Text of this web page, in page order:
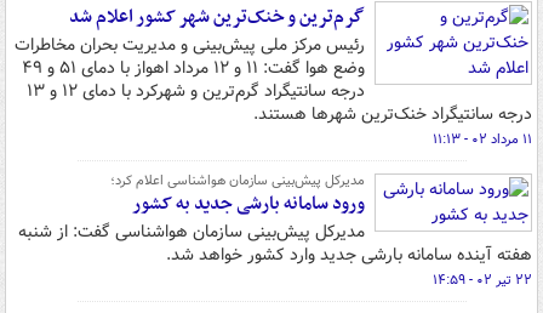
گرم‌ترین و خنک‌ترین شهر کشور اعلام شد
رئیس مرکز ملی پیش‌بینی و مدیریت بحران مخاطرات
وضع هوا گفت: ۱۱ و ۱۲ مرداد اهواز با دمای ۵۱ و ۴۹
درجه سانتیگراد گرم‌ترین و شهرکرد با دمای ۱۲ و ۱۳
درجه سانتیگراد خنک‌ترین شهرها هستند.
۱۱ مرداد ۰۲ - ۱۱:۱۳
مدیرکل پیش‌بینی سازمان هواشناسی اعلام کرد؛
ورود سامانه بارشی جدید به کشور
مدیرکل پیش‌بینی سازمان هواشناسی گفت: از شنبه
هفته آینده سامانه بارشی جدید وارد کشور خواهد شد.
۲۲ تیر ۰۲ - ۱۴:۵۹